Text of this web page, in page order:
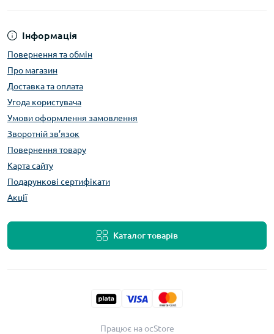
Інформація
Повернення та обмін
Про магазин
Доставка та оплата
Угода користувача
Умови оформлення замовлення
Зворотній зв’язок
Повернення товару
Карта сайту
Подарункові сертифікати
Акції
Каталог товарів
Працює наocStore